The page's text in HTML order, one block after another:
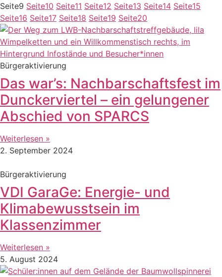
Seite9 Seite10 Seite11 Seite12 Seite13 Seite14 Seite15
Seite16 Seite17 Seite18 Seite19 Seite20
Bürgeraktivierung
Das war’s: Nachbarschaftsfest im
Dunckerviertel – ein gelungener
Abschied von SPARCS
Weiterlesen »
2. September 2024
Bürgeraktivierung
VDI GaraGe: Energie- und
Klimabewusstsein im
Klassenzimmer
Weiterlesen »
5. August 2024